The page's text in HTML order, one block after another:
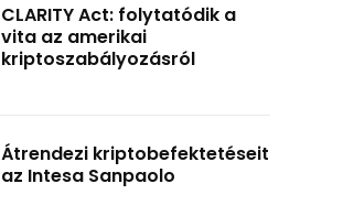
CLARITY Act: folytatódik a
vita az amerikai
kriptoszabályozásról
Átrendezi kriptobefektetéseit
az Intesa Sanpaolo